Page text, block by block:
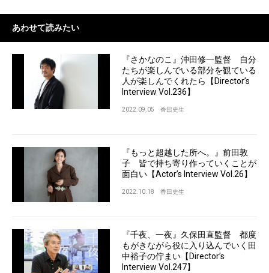
あわせて読みたい
『さかなのこ』沖田修一監督 自分
たちが楽しんでいる部分を観ている
人が楽しんでくれたら【Director’s
Interview Vol.236】
2022.09.05 香田史生
『もっと超越した所へ。』前田敦
子 皆で持ち寄り作っていくことが
面白い【Actor’s Interview Vol.26】
2022.10.18 香田史生
『千夜、一夜』久保田直監督 都度
もがきながら役に入り込んでいく田
中裕子の佇まい【Director’s
Interview Vol.247】